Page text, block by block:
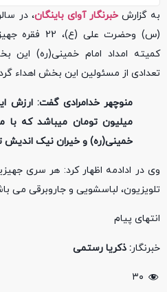
به گزارشخبرنگار آوای باینگان، در
(س) وحضرت
کمیته امداد امام خمینی(ره) این
تعدادی از مسئولین این بخش اهداء
میلیون تومان میباشد که با
خمینی(ره) و خیران نیک
وی در ادادمه اظهار کرد: هر سری
تلویزیون، لباسشویی و جاروبرقی می
انتهای پیام
خبرنگار: ذکریا رستمی
۳۰